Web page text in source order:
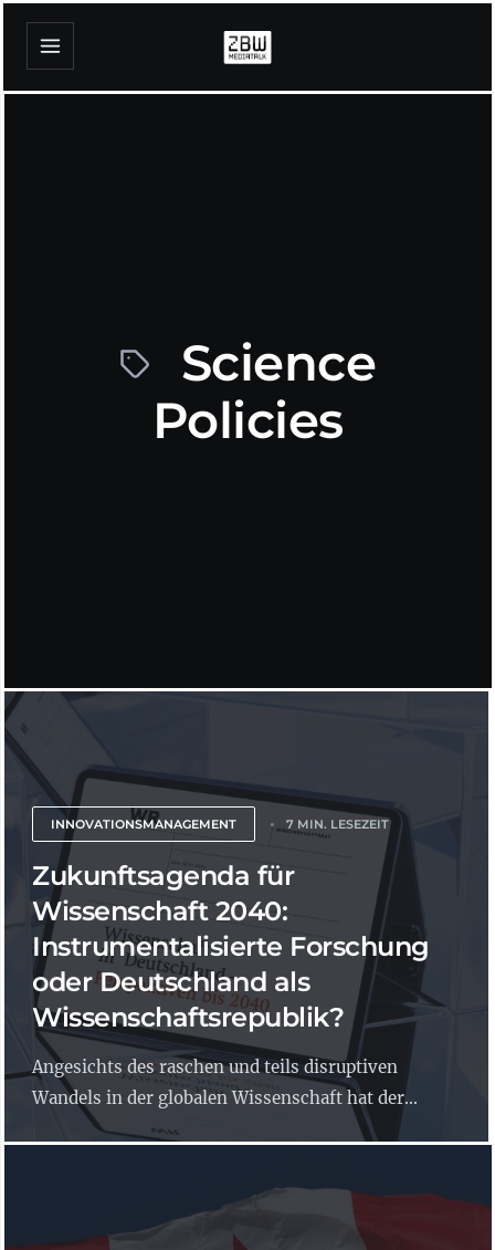
Science
Policies
INNOVATIONSMANAGEMENT 7 MIN. LESEZEIT
Zukunftsagenda für
Wissenschaft 2040:
Instrumentalisierte Forschung
oder Deutschland als
Wissenschaftsrepublik?
Angesichts des raschen und teils disruptiven
Wandels in der globalen Wissenschaft hat der...